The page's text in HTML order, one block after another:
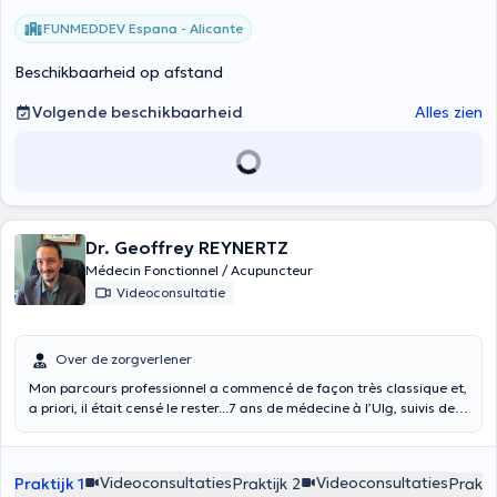
propose ses consultations en télémédecine internationale, en
français, anglais et espagnol.
FUNMEDDEV Espana - Alicante
Beschikbaarheid op afstand
Volgende beschikbaarheid
Alles zien
Dr. Geoffrey REYNERTZ
Médecin Fonctionnel / Acupuncteur
Videoconsultatie
Over de zorgverlener
Mon parcours professionnel a commencé de façon très classique et,
a priori, il était censé le rester...7 ans de médecine à l’Ulg, suivis de 5
intensifs et une expérience cumulée en pratiques intra- et extra-
intensifs, urgences, SMUR, rapatriements, revalidation et soins
Praktijk 1 VideoconsultatiesPraktijk 2 Videoconsultaties